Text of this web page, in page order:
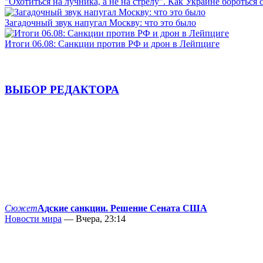
Загадочный звук напугал Москву: что это было
Итоги 06.08: Санкции против РФ и дрон в Лейпциге
ВЫБОР РЕДАКТОРА
СюжетАдские санкции. Решение Сената США
Новости мира — Вчера, 23:14